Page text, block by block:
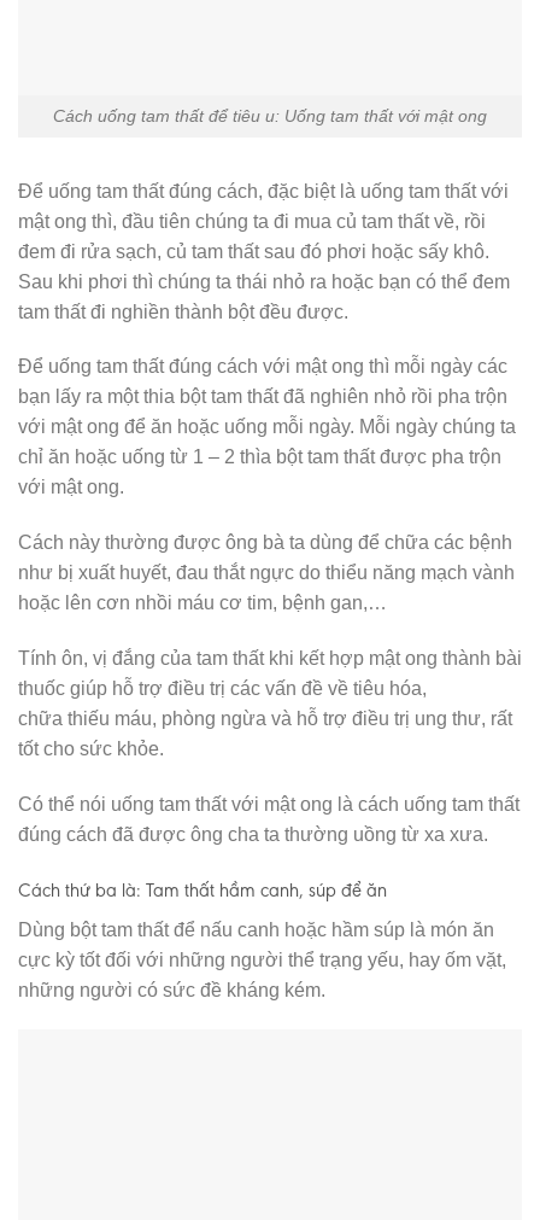
Cách uống tam thất để tiêu u: Uống tam thất với mật ong
Để uống tam thất đúng cách, đặc biệt là uống tam thất với
mật ong thì, đầu tiên chúng ta đi mua củ tam thất về, rồi
đem đi rửa sạch, củ tam thất sau đó phơi hoặc sấy khô.
Sau khi phơi thì chúng ta thái nhỏ ra hoặc bạn có thể đem
tam thất đi nghiền thành bột đều được.
Để uống tam thất đúng cách với mật ong thì mỗi ngày các
bạn lấy ra một thia bột tam thất đã nghiên nhỏ rồi pha trộn
với mật ong để ăn hoặc uống mỗi ngày. Mỗi ngày chúng ta
chỉ ăn hoặc uống từ 1 – 2 thìa bột tam thất được pha trộn
với mật ong.
Cách này thường được ông bà ta dùng để chữa các bệnh
như bị xuất huyết, đau thắt ngực do thiểu năng mạch vành
hoặc lên cơn nhồi máu cơ tim, bệnh gan,…
Tính ôn, vị đắng của tam thất khi kết hợp mật ong thành bài
thuốc giúp hỗ trợ điều trị các vấn đề về tiêu hóa,
chữa thiếu máu, phòng ngừa và hỗ trợ điều trị ung thư, rất
tốt cho sức khỏe.
Có thể nói uống tam thất với mật ong là cách uống tam thất
đúng cách đã được ông cha ta thường uồng từ xa xưa.
Cách thứ ba là: Tam thất hầm canh, súp để ăn
Dùng bột tam thất để nấu canh hoặc hầm súp là món ăn
cực kỳ tốt đối với những người thể trạng yếu, hay ốm vặt,
những người có sức đề kháng kém.